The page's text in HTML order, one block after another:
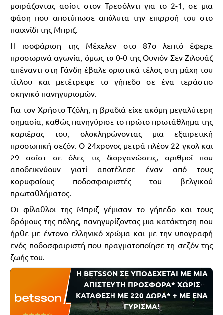
μοιράζοντας ασίστ στον Τρεσόλντι για το 2-1, σε μια
φάση που αποτύπωσε απόλυτα την επιρροή του στο
παιχνίδι της Μπριζ.
Η ισοφάριση της Μέχελεν στο 87ο λεπτό έφερε
προσωρινά αγωνία, όμως το 0-0 της Ουνιόν Σεν Ζιλουάζ
απέναντι στη Γάνδη έβαλε οριστικά τέλος στη μάχη του
τίτλου και μετέτρεψε το γήπεδο σε ένα τεράστιο
σκηνικό πανηγυρισμών.
Για τον Χρήστο Τζόλη, η βραδιά είχε ακόμη μεγαλύτερη
σημασία, καθώς πανηγύρισε το πρώτο πρωτάθλημα της
καριέρας του, ολοκληρώνοντας μια εξαιρετική
προσωπική σεζόν. Ο 24χρονος μετρά πλέον 22 γκολ και
29 ασίστ σε όλες τις διοργανώσεις, αριθμοί που
αποδεικνύουν γιατί αποτέλεσε έναν από τους
κορυφαίους ποδοσφαιριστές του βελγικού
πρωταθλήματος.
Οι φίλαθλοι της Μπριζ γέμισαν το γήπεδο και τους
δρόμους της πόλης, πανηγυρίζοντας μια κατάκτηση που
ήρθε με έντονο ελληνικό χρώμα και με την υπογραφή
ενός ποδοσφαιριστή που πραγματοποίησε τη σεζόν της
ζωής του.
Η BETSSON ΣΕ ΥΠΟΔΕΧΕΤΑΙ ΜΕ ΜΙΑ
ΑΠΙΣΤΕΥΤΗ ΠΡΟΣΦΟΡΑ* ΧΩΡΙΣ
ΚΑΤΑΘΕΣΗ ΜΕ 220 ΔΩΡΑ* + ΜΕ ΕΝΑ
ΓΥΡΙΣΜΑ!